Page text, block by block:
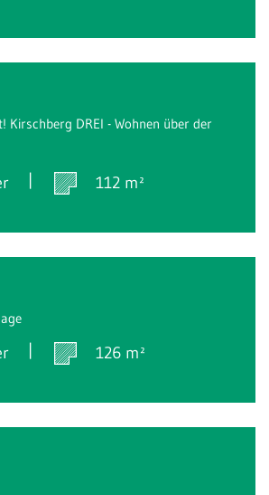
Kirschberg DREI - Wohnen über der
112 m²
126 m²